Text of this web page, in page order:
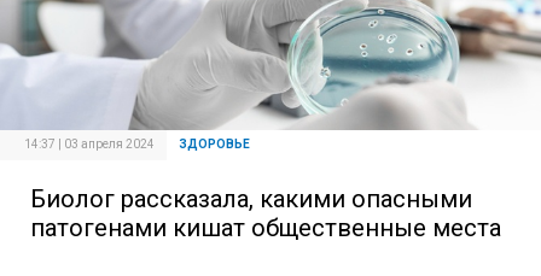
14:37 | 03 апреля 2024 ЗДОРОВЬЕ
Биолог рассказала, какими опасными
патогенами кишат общественные места